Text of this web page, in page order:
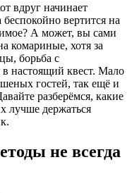
вдруг начинает
вертится на
А может, вы сами
комариные, хотя за
борьба с
настоящий квест. Мало
гостей, так ещё и
разберёмся, какие
лучше держаться
не всегда